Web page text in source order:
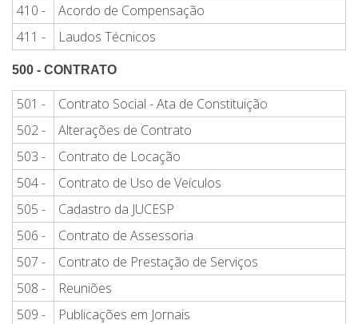
410 -
Acordo de Compensação
411 -
Laudos Técnicos
500 - CONTRATO
501 -
Contrato Social - Ata de Constituição
502 -
Alterações de Contrato
503 -
Contrato de Locação
504 -
Contrato de Uso de Veículos
505 -
Cadastro da JUCESP
506 -
Contrato de Assessoria
507 -
Contrato de Prestação de Serviços
508 -
Reuniões
509 -
Publicações em Jornais